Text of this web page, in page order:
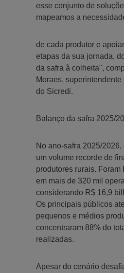
esse conjunto de
mapeamos a
de cada produtor e
etapas da sua jornada,
da safra à colheita",
Moraes,
do Sicredi.
Balanço da safra 2025/
No ano-safra 2025/
um volume recorde de
produtores rurais. Foram
em mais de 320 mil
considerando R$ 16,9
Os principais públicos
pequenos e médios
concentraram 88% do
realizadas.
Apesar do cenário